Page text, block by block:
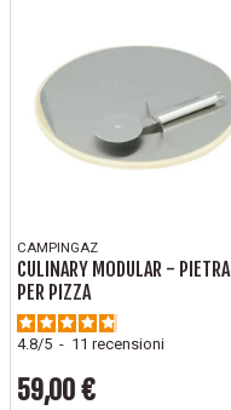
CAMPINGAZ
CULINARY MODULAR - PIETRA
PER PIZZA
4.8/5 - 11 recensioni
Prezzo
59,00 €